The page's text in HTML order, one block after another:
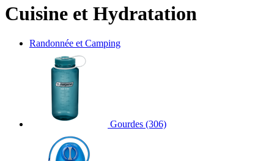
Cuisine et Hydratation
Randonnée et Camping
Gourdes (306)